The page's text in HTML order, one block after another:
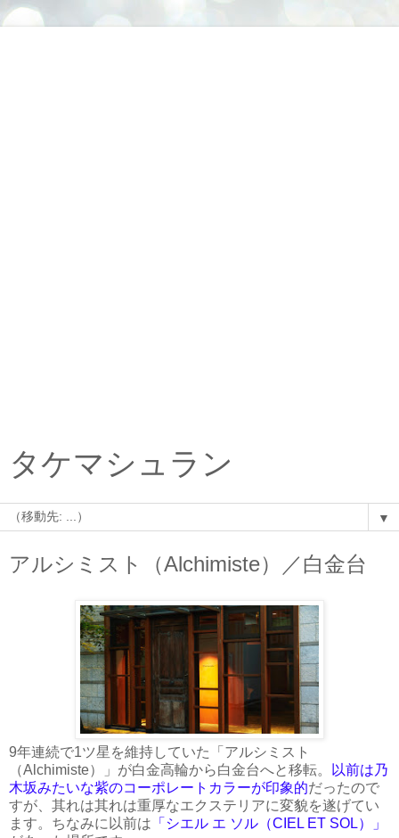
タケマシュラン
▼
アルシミスト（Alchimiste）／白金台
9年連続で1ツ星を維持していた「アルシミスト
（Alchimiste）」が白金高輪から白金台へと移転。
以前は乃
木坂みたいな紫のコーポレートカラーが印象的だったので
すが、其れは其れは重厚なエクステリアに変貌を遂げてい
ます。ちなみに以前は 「シエル エ ソル（CIEL ET SOL）」